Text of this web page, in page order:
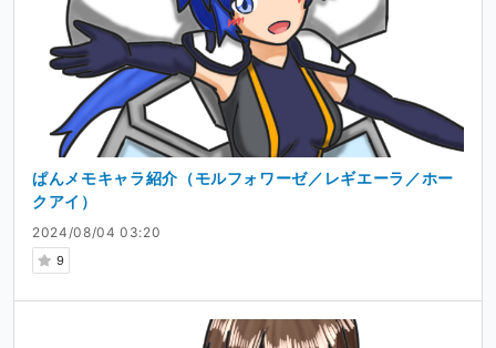
2024/08/04 03:20
9
ぱんメモキャラ紹介（モルフォワーゼ／レギエーラ／ホー
クアイ）